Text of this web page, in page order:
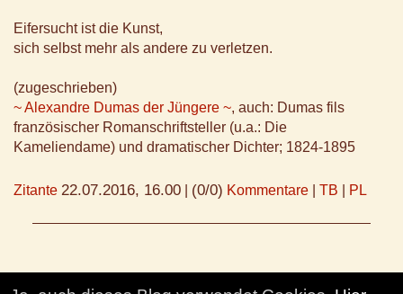
Eifersucht ist die Kunst,
sich selbst mehr als andere zu verletzen.
(zugeschrieben)
~ Alexandre Dumas der Jüngere ~, auch: Dumas fils
französischer Romanschriftsteller (u.a.: Die
Kameliendame) und dramatischer Dichter; 1824-1895
Zitante 22.07.2016, 16.00 (0/0) Kommentare TB PL